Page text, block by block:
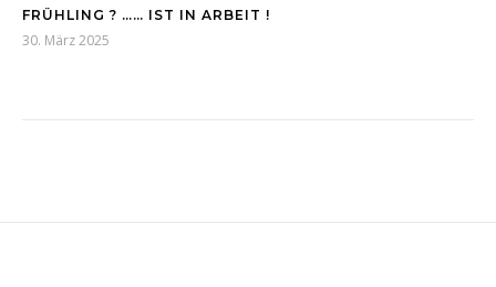
FRÜHLING ? …… IST IN ARBEIT !
30. März 2025